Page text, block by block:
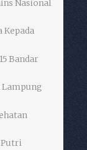
Nasional
Kepada
Bandar
Lampung
Putri